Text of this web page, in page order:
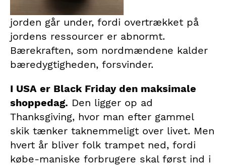
jorden går under, fordi overtrækket på
jordens ressourcer er abnormt.
Bærekraften, som nordmændene kalder
bæredygtigheden, forsvinder.
I USA er Black Friday den maksimale
shoppedag. Den ligger op ad
Thanksgiving, hvor man efter gammel
skik tænker taknemmeligt over livet. Men
hvert år bliver folk trampet ned, fordi
købe-maniske forbrugere skal først ind i